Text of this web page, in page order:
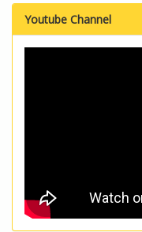
Youtube Channel